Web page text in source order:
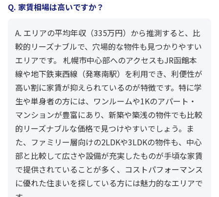
Q. 家賃相場は高いですか？
A. エリアの平均年収（335万円）から推測すると、比
較的リーズナブルで、穴場的な物件も見つかりやすい
エリアです。 札幌市中心部へのアクセスもJR函館本
線や地下鉄東西線（発寒南駅）を利用でき、利便性が
高い割に家賃が抑えられているのが特徴です。特に学
生や単身者の方には、ワンルームや1Kのアパート・
マンションが豊富にあり、新築や築浅の物件でも比較
的リーズナブルな価格で見つけやすいでしょう。ま
た、ファミリー層向けの2LDKや3LDKの物件も、中心
部と比較して広さや設備が充実したものが手頃な家賃
で提供されていることが多く、コストパフォーマンス
に優れた住まいを探している方には魅力的なエリアで